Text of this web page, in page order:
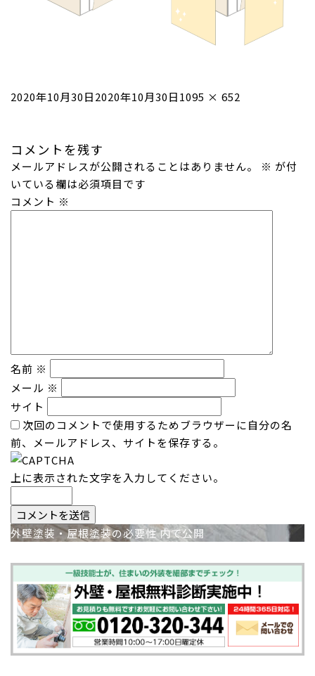
投
2020年10月30日2020年10月30日フ
ズ
1095 × 652
コメントを残す
メールアドレスが公開されることはありません。 ※ が付
いている欄は必須項目です
コメント ※
名前 ※
メール ※
サイト
次回のコメントで使用するためブラウザーに自分の名
前、メールアドレス、サイトを保存する。
上に表示された文字を入力してください。
投
稿
ナ
ビ
ゲ
外壁塗装・屋根塗装の必要性内で公開